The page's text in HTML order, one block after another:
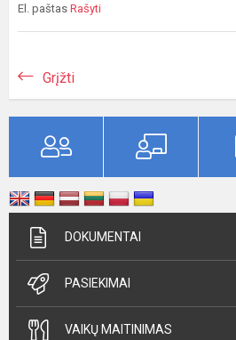
El. paštas Rašyti
Grįžti
DOKUMENTAI
PASIEKIMAI
VAIKŲ MAITINIMAS